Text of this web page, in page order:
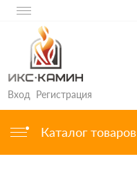
Вход Регистрация
Каталог товаров